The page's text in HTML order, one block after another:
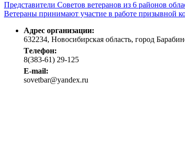
Представители Советов ветеранов из 6 районов
Ветераны принимают участие в работе призывной
Адрес организации:
632234, Новосибирская область, город
Tелефон:
8(383-61) 29-125
E-mail:
sovetbar@yandex.ru